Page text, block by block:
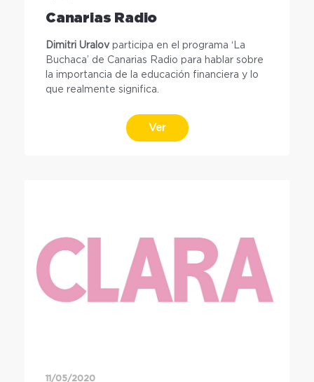
Canarias Radio
Dimitri Uralovparticipa en el programa ‘La
Buchaca’ de Canarias Radio para hablar sobre
la importancia de la educación financiera y lo
que realmente significa.
Ver
11/05/2020